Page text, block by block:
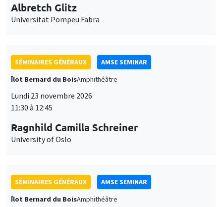
Albretch Glitz
Universitat Pompeu Fabra
SÉMINAIRES GÉNÉRAUX
AMSE SEMINAR
Îlot Bernard du BoisAmphithéâtre
Lundi 23 novembre 2026
11:30 à 12:45
Ragnhild Camilla Schreiner
University of Oslo
SÉMINAIRES GÉNÉRAUX
AMSE SEMINAR
Îlot Bernard du BoisAmphithéâtre